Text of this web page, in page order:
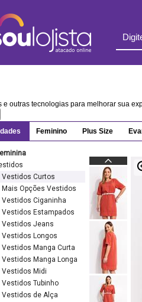
e outras tecnologias para melhorar sua
Feminino Plus Size
Vestidos Curtos
Mais Opções Vestidos
Vestidos Ciganinha
Vestidos Estampados
Vestidos Jeans
Vestidos Longos
Vestidos Manga Curta
Vestidos Manga Longa
Vestidos Midi
Vestidos Tubinho
Vestidos de Alça